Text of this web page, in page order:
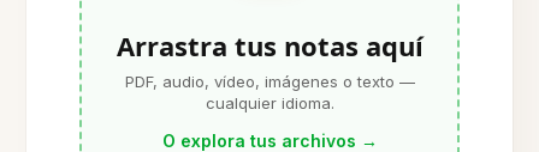
Arrastra tus notas aquí
PDF, audio, vídeo, imágenes o texto —
cualquier idioma.
O explora tus archivos →